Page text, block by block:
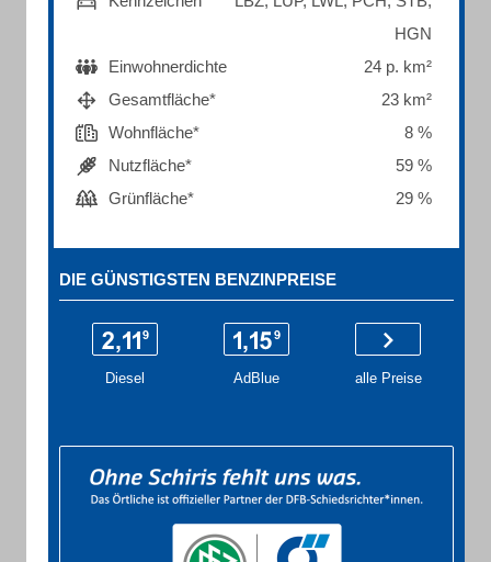
HGN
Einwohnerdichte
24 p. km²
Gesamtfläche*
23 km²
Wohnfläche*
8 %
Nutzfläche*
59 %
Grünfläche*
29 %
DIE GÜNSTIGSTEN BENZINPREISE
Diesel AdBlue alle Preise